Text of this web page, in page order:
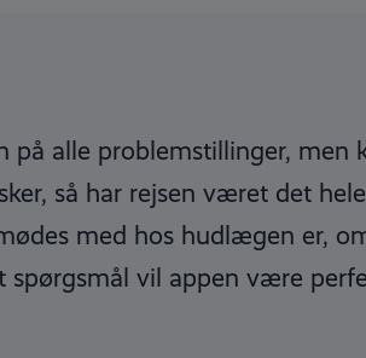
på alle problemstillinger, men
så har rejsen været det
med hos hudlægen er,
vil appen være